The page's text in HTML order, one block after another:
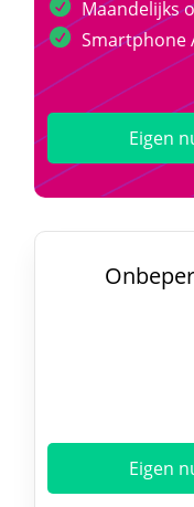
Maandelijks
Smartphone
Eigen
Eigen